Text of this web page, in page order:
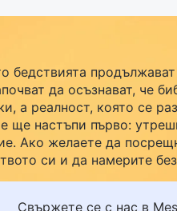
бедствията
да осъзнават, че
а реалност, която се
ще настъпи първо:
Ако желаете да
си и да намерите
върху Messenger, за да
изучаване. Не чакайте до
Свържете се с нас в